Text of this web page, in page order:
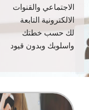
الاجتماعي والقنوات
الالكترونية التابعة
لك حسب خطتك
واسلوبك وبدون قيود